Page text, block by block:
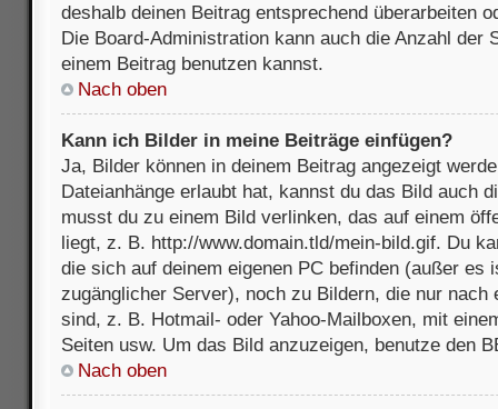
deshalb deinen Beitrag entsprechend überarbeiten
Die Board-Administration kann auch die Anzahl der
einem Beitrag benutzen kannst.
Nach oben
Kann ich Bilder in meine Beiträge einfügen?
Ja, Bilder können in deinem Beitrag angezeigt
Dateianhänge erlaubt hat, kannst du das Bild auch
musst du zu einem Bild verlinken, das auf einem
liegt, z. B. http://www.domain.tld/mein-bild.gif. Du
die sich auf deinem eigenen PC befinden (außer es
zugänglicher Server), noch zu Bildern, die nur nach
sind, z. B. Hotmail- oder Yahoo-Mailboxen, mit
Seiten usw. Um das Bild anzuzeigen, benutze den
Nach oben